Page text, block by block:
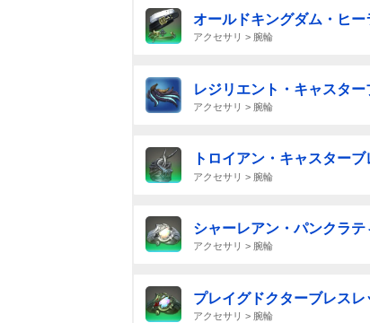
オールドキングダム・ヒ
アクセサリ > 腕輪
レジリエント・キャスター
アクセサリ > 腕輪
トロイアン・キャスターブ
アクセサリ > 腕輪
シャーレアン・パンクラ
アクセサリ > 腕輪
プレイグドクターブレスレ
アクセサリ > 腕輪